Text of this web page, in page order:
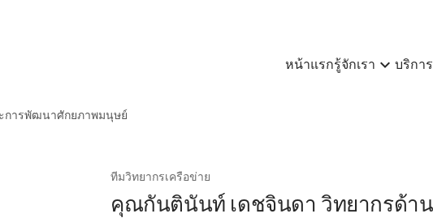
หน้าแรกรู้จักเรา expand_more บริการ
การพัฒนาศักยภาพมนุษย์
ทีมวิทยากรเครือข่าย
คุณกันตินันท์ เดชจินดา วิทยากรด้า